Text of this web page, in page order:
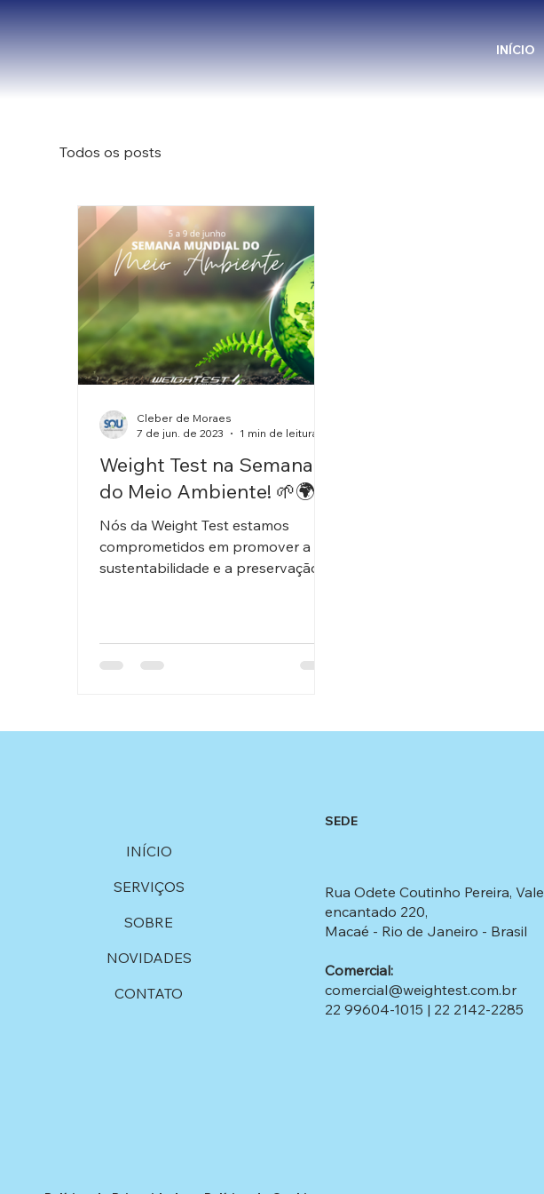
INÍCIO
Todos os posts
Weight Test na Semana
do Meio Ambiente! 🌱🌍
Nós da Weight Test estamos
comprometidos em promover a
sustentabilidade e a preservação
Cleber de Moraes
7 de jun. de 2023
1 min de leitura
INÍCIO
SERVIÇOS
SOBRE
NOVIDADES
CONTATO
Comercial:
comercial@weightest.com.br
22 99604-1015 | 22 2142-2285
Rua Odete Coutinho Pereira, Vale
encantado 220,
Macaé - Rio de Janeiro - Brasil​
SEDE